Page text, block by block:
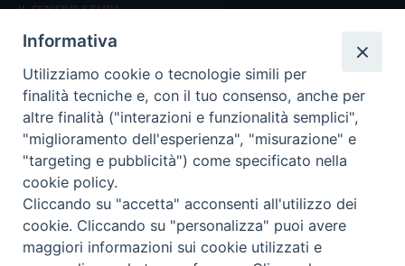
IL CENTRO STUDI
La nostra storia
Statuto
Presidenza e ufficio presidenza
Consiglio scientifico
Coordinamento nazionale
Informativa
Utilizziamo cookie o tecnologie simili per
finalità tecniche e, con il tuo consenso, anche per
altre finalità ("interazioni e funzionalità semplici",
"miglioramento dell'esperienza", "misurazione" e
"targeting e pubblicità") come specificato nella
cookie policy.
Cliccando su "accetta" acconsenti all'utilizzo dei
cookie. Cliccando su "personalizza" puoi avere
maggiori informazioni sui cookie utilizzati e